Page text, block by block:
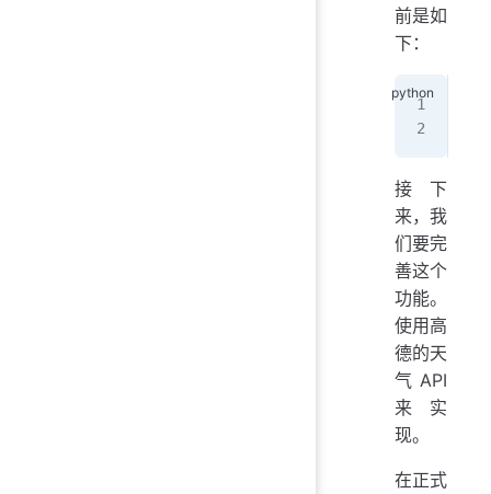
前是如
下：
接下
来，我
们要完
善这个
功能。
使用高
德的天
气 API
来实
现。
在正式